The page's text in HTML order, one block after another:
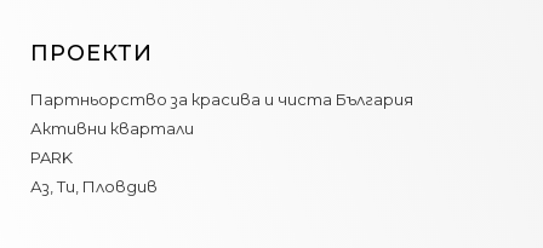
ПРОЕКТИ
Партньорство за красива и чиста България
Активни квартали
PARK
Аз, Ти, Пловдив